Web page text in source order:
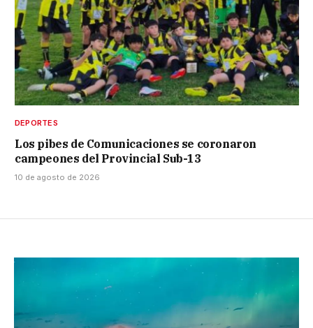
DEPORTES
Los pibes de Comunicaciones se coronaron
campeones del Provincial Sub-13
10 de agosto de 2026